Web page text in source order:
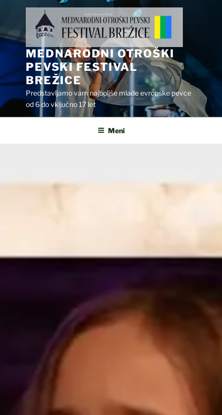
vsebino
MEDNARODNI OTROŠKI
PEVSKI FESTIVAL
BREŽICE
Predstavljamo vam najboljše mlade evropske pevce
od 6 do vključno 17 let
Meni